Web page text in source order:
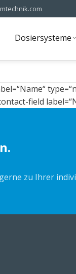
Dosiersysteme
field
zu Ihrer